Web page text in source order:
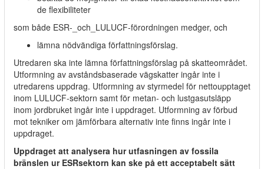
de flexibiliteter
som både ESR-_och_LULUCF-förordningen medger, och
lämna nödvändiga författningsförslag.
Utredaren ska inte lämna författningsförslag på skatteområdet.
Utformning av avståndsbaserade vägskatter ingår inte i
utredarens uppdrag. Utformning av styrmedel för nettoupptaget
inom LULUCF-sektorn samt för metan- och lustgasutsläpp
inom jordbruket ingår inte i uppdraget. Utformning av förbud
mot tekniker om jämförbara alternativ inte finns ingår inte i
uppdraget.
Uppdraget att analysera hur utfasningen av fossila
bränslen ur ESRsektorn kan ske på ett acceptabelt sätt